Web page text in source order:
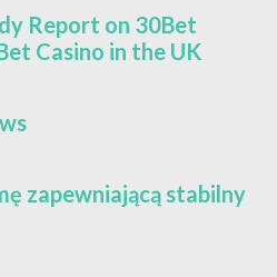
Report on 30Bet
Casino in the UK
zapewniającą stabilny